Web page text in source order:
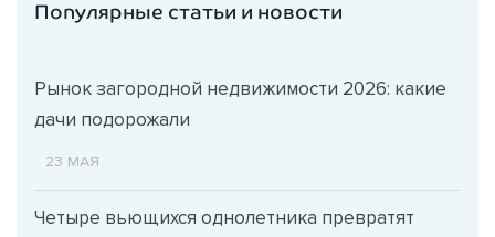
Популярные статьи и новости
Рынок загородной недвижимости 2026: какие
дачи подорожали
23 МАЯ
Четыре вьющихся однолетника превратят